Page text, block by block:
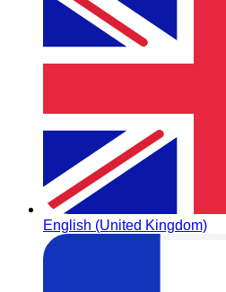
English (United Kingdom)